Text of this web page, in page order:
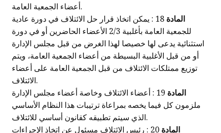
أعضاء الجمعية العامة.
المادة
18 : يمكن اتخاذ قرار حل الائتلاف في دورة عادية
للجمعية العامة بأغلبية 2/3 الأعضاء الحاضرين أو في دورة
استثنائية يدعى لها خصيصا لهذا الغرض من قبل مجلس الإدارة
أو من قبل الأغلبية البسيطة من أعضاء الجمعية العامة، ويتم
توزيع ممتلكات الائتلاف من قبل الجمعية العامة على أعضاء
الائتلاف.
المادة
19 : أعضاء الائتلاف وخاصة أعضاء مجلس الإدارة
ملزمون كل فيما يخصه بمراعاة ترتيبات هذا النظام الأساسي
الذي سيتم تطبيقه كقانون أساسي للائتلاف.
المادة
20 : رئيس الائتلاف مسئول عن اتخاذ الإجراءات